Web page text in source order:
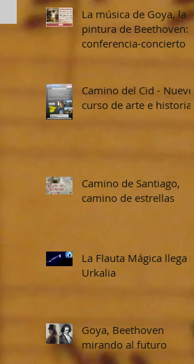
La música de Goya, la
pintura de Beethoven:
conferencia-concierto
Camino del Cid - Nuevo
curso de arte e historia
Camino de Santiago,
camino de estrellas
La Flauta Mágica llega a
Urkalia
Goya, Beethoven
mirando al futuro